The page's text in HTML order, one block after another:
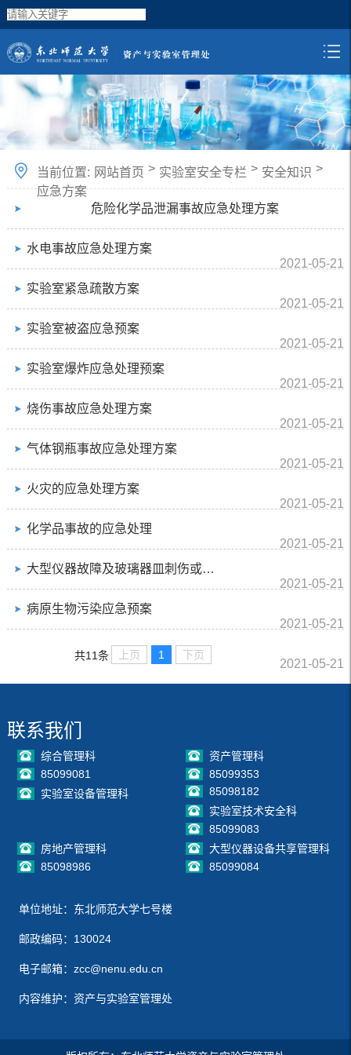
当前位置: 网站首页 > 实验室安全专栏 > 安全知识 >
应急方案
危险化学品泄漏事故应急处理方案
2021-05-21
水电事故应急处理方案
2021-05-21
实验室紧急疏散方案
2021-05-21
实验室被盗应急预案
2021-05-21
实验室爆炸应急处理预案
2021-05-21
烧伤事故应急处理方案
2021-05-21
气体钢瓶事故应急处理方案
2021-05-21
火灾的应急处理方案
2021-05-21
化学品事故的应急处理
2021-05-21
大型仪器故障及玻璃器皿刺伤或切割伤应急处理预案
2021-05-21
病原生物污染应急预案
2021-05-21
共11条 上页 1 下页
联系我们
综合管理科
85099081
资产管理科
85099353
实验室设备管理科
85098182
实验室技术安全科
85099083
房地产管理科
85098986
大型仪器设备共享管理科
85099084
单位地址：东北师范大学七号楼
邮政编码：130024
电子邮箱：zcc@nenu.edu.cn
内容维护：资产与实验室管理处